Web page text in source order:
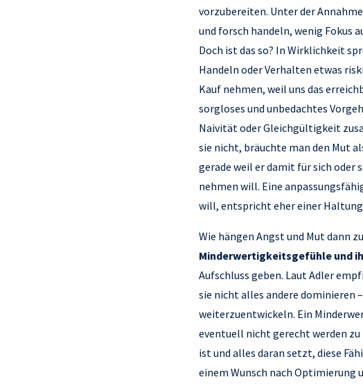
vorzubereiten. Unter der
und forsch handeln, wenig Fokus
Doch ist das so? In Wirklichkeit
Handeln oder Verhalten etwas
Kauf nehmen, weil uns das
sorgloses und unbedachtes
Naivität oder Gleichgültigkeit
sie nicht, bräuchte man den Mut
gerade weil er damit für sich oder
nehmen will. Eine
will, entspricht eher einer
Wie hängen Angst und Mut dann
Minderwertigkeitsgefühle und
Aufschluss geben. Laut Adler
sie nicht alles andere dominieren
weiterzuentwickeln. Ein
eventuell nicht gerecht werden zu
ist und alles daran setzt, diese
einem Wunsch nach Optimierung